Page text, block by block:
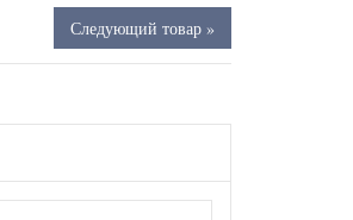
Следующий товар »